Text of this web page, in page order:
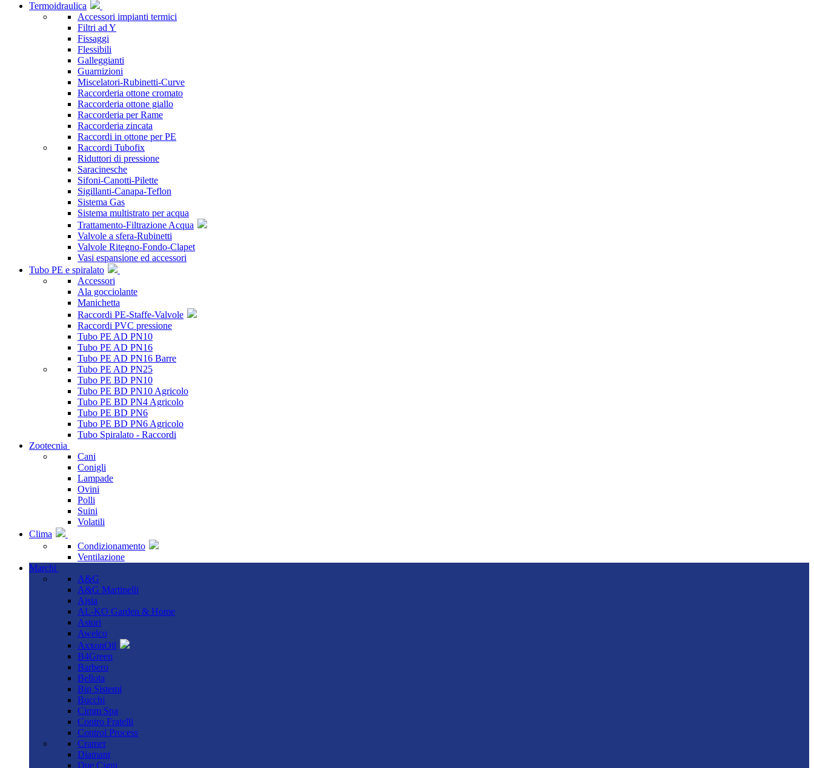
Termoidraulica
Accessori impianti termici
Filtri ad Y
Fissaggi
Flessibili
Galleggianti
Guarnizioni
Miscelatori-Rubinetti-Curve
Raccorderia ottone cromato
Raccorderia ottone giallo
Raccorderia per Rame
Raccorderia zincata
Raccordi in ottone per PE
Raccordi Tubofix
Riduttori di pressione
Saracinesche
Sifoni-Canotti-Pilette
Sigillanti-Canapa-Teflon
Sistema Gas
Sistema multistrato per acqua
Trattamento-Filtrazione Acqua
Valvole a sfera-Rubinetti
Valvole Ritegno-Fondo-Clapet
Vasi espansione ed accessori
Tubo PE e spiralato
Accessori
Ala gocciolante
Manichetta
Raccordi PE-Staffe-Valvole
Raccordi PVC pressione
Tubo PE AD PN10
Tubo PE AD PN16
Tubo PE AD PN16 Barre
Tubo PE AD PN25
Tubo PE BD PN10
Tubo PE BD PN10 Agricolo
Tubo PE BD PN4 Agricolo
Tubo PE BD PN6
Tubo PE BD PN6 Agricolo
Tubo Spiralato - Raccordi
Zootecnia
Cani
Conigli
Lampade
Ovini
Polli
Suini
Volatili
Clima
Condizionamento
Ventilazione
Marchi
A&G
A&G Martinelli
Ajsia
AL-KO Garden & Home
Astori
Awelco
AxxonOil
B4Green
Barbero
Bellota
Bin Sistemi
Bucchi
Cimm Spa
Contro Fratelli
Control Process
Cramer
Diamant
Due Cigni